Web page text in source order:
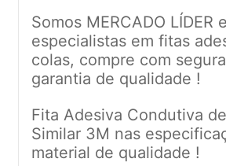
Somos MERCADO LÍDER e
especialistas em fitas
colas, compre com
garantia de qualidade !
Fita Adesiva Condutiva
Similar 3M nas
material de qualidade !